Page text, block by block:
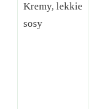
Kremy, lekkie
sosy